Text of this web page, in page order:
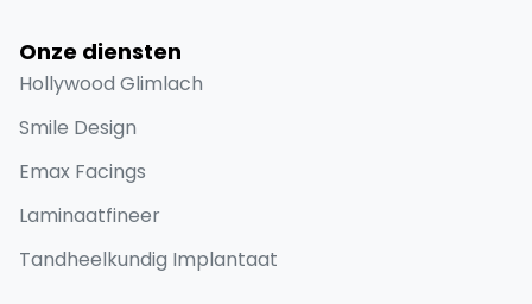
Onze diensten
Hollywood Glimlach
Smile Design
Emax Facings
Laminaatfineer
Tandheelkundig Implantaat